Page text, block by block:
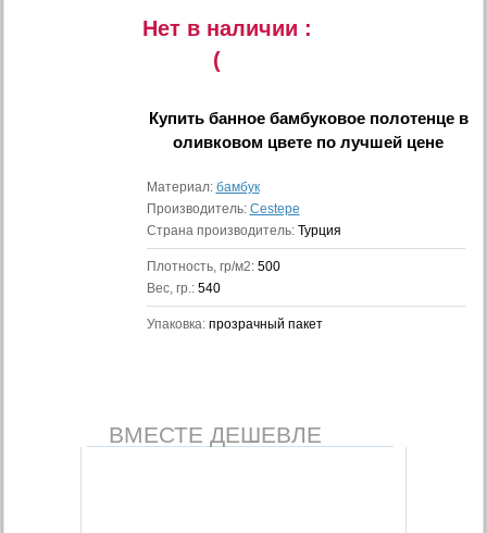
Нет в наличии :
(
Купить банное бамбуковое полотенце в
оливковом цвете по лучшей цене
Материал: бамбук
Производитель: Cestepe
Страна производитель: Турция
Плотность, гр/м2: 500
Вес, гр.: 540
Упаковка: прозрачный пакет
ВМЕСТЕ ДЕШЕВЛЕ